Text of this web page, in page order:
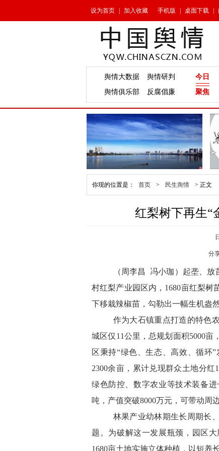
设为首页 加入收藏 手机版 桌面下载
舆情大数据
舆情研判
舆情俱乐部
反腐倡廉
今日
聚焦
你现的位置是： 首页 > 民生舆情 > 正文
红梨树下再生“
分
（周李昌 冯小珈）起垄、放
村红梨产业园区内，1680亩红梨
下移栽辣椒苗，勾勒出一幅生机盎
作为大石镇重点打造的特色
城区仅 11公里，总规划面积5000
区秉持“绿色、生态、高效、循环
2300余亩，累计兑现群众土地分红
绿色防控、数字农业等技术装备
吨，产值突破8000万元，可带动周
林果产业幼林期生长周期长
题。为破解这一发展瓶颈，园区
1680亩土地实施立体种植，以短养